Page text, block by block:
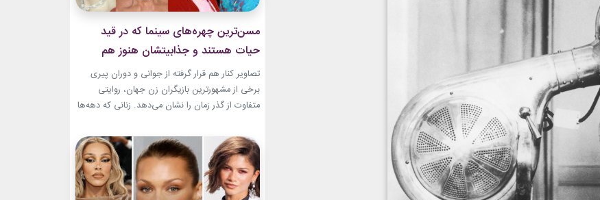
مسن‌ترین چهره‌های سینما که در قید
حیات هستند و جذابیتشان هنوز هم
باقیست!
تصاویر کنار هم قرار گرفته از جوانی و دوران پیری
برخی از مشهورترین بازیگران زن جهان، روایتی
متفاوت از گذر زمان را نشان می‌دهد. زنانی که دهه‌ها
و میراث هنری خود الهام‌بخش هستند. بازیگران زن
مسن سینما ثابت کرده‌اند که جذابیت واقعی تنها به
سال‌های جوانی محدود...